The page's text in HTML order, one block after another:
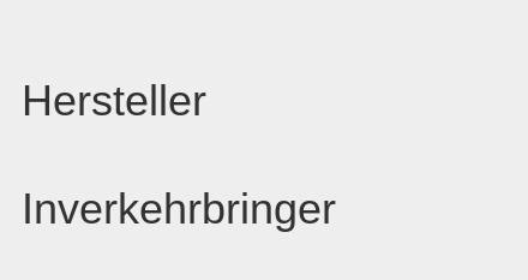
Hersteller
Inverkehrbringer